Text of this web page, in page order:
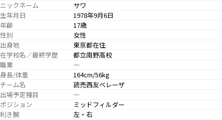
ニックネーム
サワ
生年月日
1978年9月6日
年齢
17歳
性別
女性
出身地
東京都在住
在学校名／最終学歴
都立南野高校
職業
―
身長/体重
164cm/56kg
チーム名
読売西友ベレーザ
出場予定種目
―
ポジション
ミッドフィルダー
利き腕
左・右